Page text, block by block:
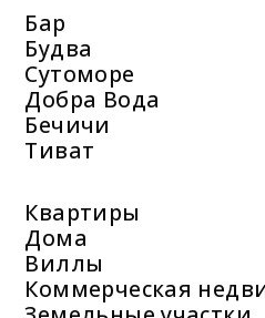
Бар
Будва
Сутоморе
Добра Вода
Бечичи
Тиват
Квартиры
Дома
Виллы
Коммерческая